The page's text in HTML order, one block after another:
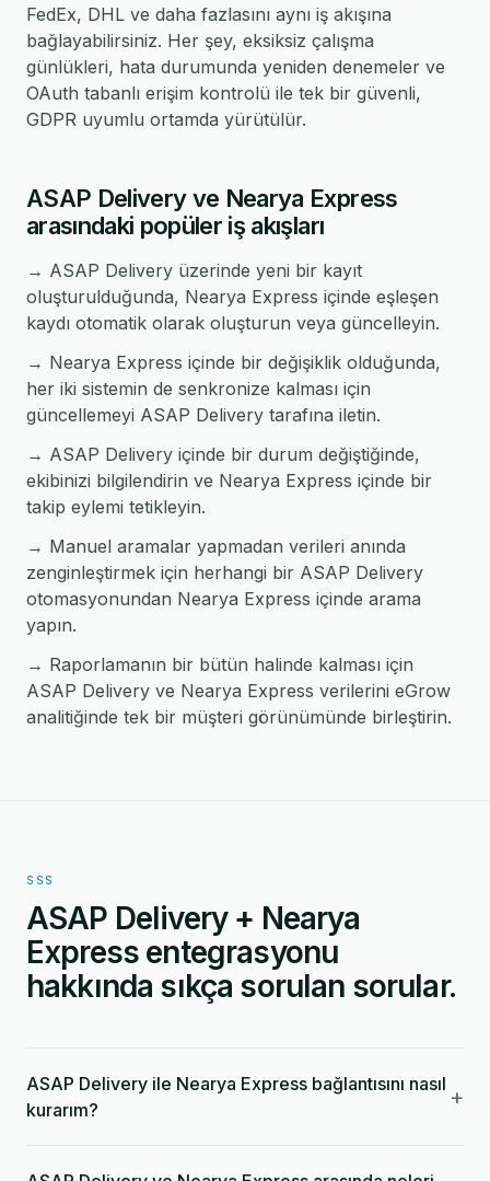
FedEx, DHL ve daha fazlasını aynı iş akışına
bağlayabilirsiniz. Her şey, eksiksiz çalışma
günlükleri, hata durumunda yeniden denemeler ve
OAuth tabanlı erişim kontrolü ile tek bir güvenli,
GDPR uyumlu ortamda yürütülür.
ASAP Delivery ve Nearya Express
arasındaki popüler iş akışları
→ ASAP Delivery üzerinde yeni bir kayıt
oluşturulduğunda, Nearya Express içinde eşleşen
kaydı otomatik olarak oluşturun veya güncelleyin.
→ Nearya Express içinde bir değişiklik olduğunda,
her iki sistemin de senkronize kalması için
güncellemeyi ASAP Delivery tarafına iletin.
→ ASAP Delivery içinde bir durum değiştiğinde,
ekibinizi bilgilendirin ve Nearya Express içinde bir
takip eylemi tetikleyin.
→ Manuel aramalar yapmadan verileri anında
zenginleştirmek için herhangi bir ASAP Delivery
otomasyonundan Nearya Express içinde arama
yapın.
→ Raporlamanın bir bütün halinde kalması için
ASAP Delivery ve Nearya Express verilerini eGrow
analitiğinde tek bir müşteri görünümünde birleştirin.
SSS
ASAP Delivery + Nearya
Express entegrasyonu
hakkında sıkça sorulan sorular.
ASAP Delivery ile Nearya Express bağlantısını nasıl
kurarım?
+